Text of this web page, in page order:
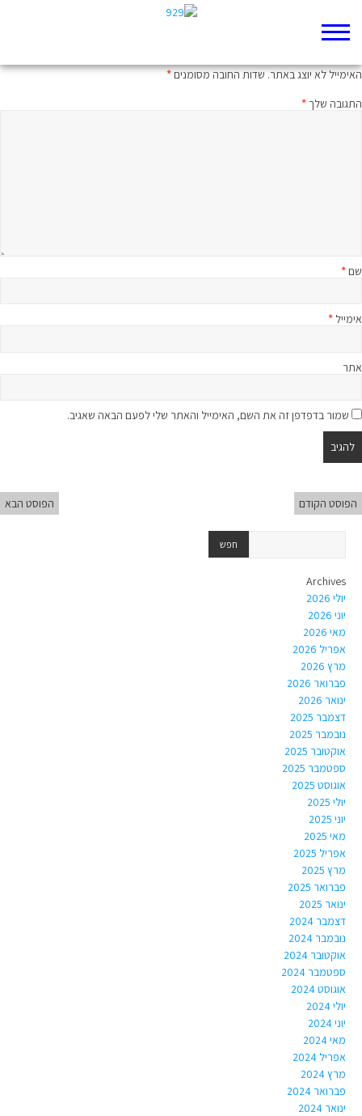
האימייל לא יוצג באתר.שדות החובה מסומנים*
התגובה שלך*
שם*
אימייל *
אתר
שמור בדפדפן זה את השם, האימייל והאתר שלי לפעם הבאה שאגיב.
הפוסט הקודם הפוסט הבא
Archives
יולי 2026
יוני 2026
מאי 2026
אפריל 2026
מרץ 2026
פברואר 2026
ינואר 2026
דצמבר 2025
נובמבר 2025
אוקטובר 2025
ספטמבר 2025
אוגוסט 2025
יולי 2025
יוני 2025
מאי 2025
אפריל 2025
מרץ 2025
פברואר 2025
ינואר 2025
דצמבר 2024
נובמבר 2024
אוקטובר 2024
ספטמבר 2024
אוגוסט 2024
יולי 2024
יוני 2024
מאי 2024
אפריל 2024
מרץ 2024
פברואר 2024
ינואר 2024